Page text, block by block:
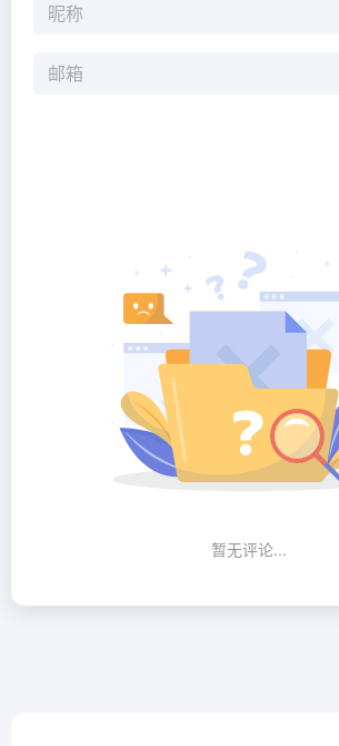
暂无评论...